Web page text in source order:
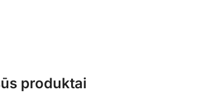
produktai